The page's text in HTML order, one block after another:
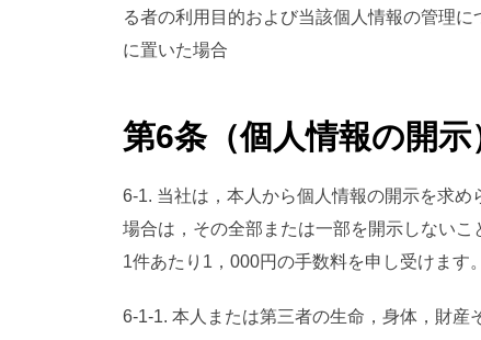
る者の利用目的および当該個人情報の管理
に置いた場合
第6条（個人情報の開示
6-1. 当社は，本人から個人情報の開示を求
場合は，その全部または一部を開示しない
1件あたり1，000円の手数料を申し受けます。
6-1-1. 本人または第三者の生命，身体，財